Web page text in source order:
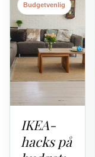
Budgetvenlig
IKEA-
hacks på